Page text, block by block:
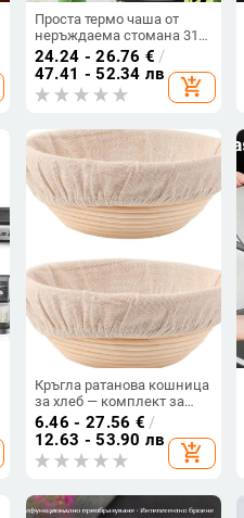
Проста термо чаша от
неръждаема стомана 316
с голям капацитет, висока
цветна стойност, за мъже
и жени, преносима чаша
за спорт на открито с
24.24 - 26.76 € /
47.41 - 52.34 лв
add_shopping_cart
Кръгла ратанова кошница
за хлеб — комплект за
печене, марка bake, не е
внос, модерен и
минималистичен стил
6.46 - 27.56 € /
12.63 - 53.90 лв
add_shopping_cart